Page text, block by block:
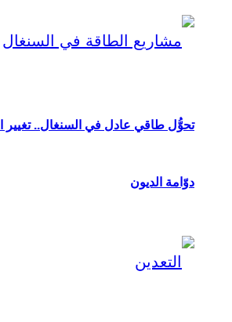
تحوُّل طاقي عادل في السنغال.. تغيير
دوّامة الديون